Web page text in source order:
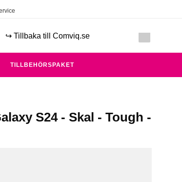
↪️ Tillbaka till Comviq.se
TILLBEHÖRSPAKET
S24 - Skal - Tough -